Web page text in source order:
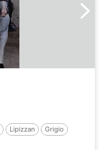
Lipizzan
Grigio